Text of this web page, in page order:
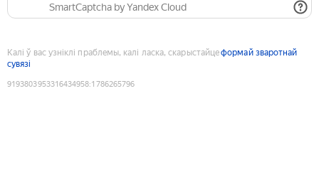
SmartCaptcha by Yandex Cloud
Калі ў вас узніклі праблемы, калі ласка, скарыстайцеформай зваротнай
сувязі
9193803953316434958:1786265796